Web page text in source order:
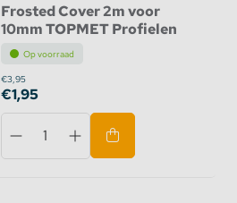
Frosted Cover 2m voor
10mm TOPMET Profielen
Op voorraad
€3,95
€1,95